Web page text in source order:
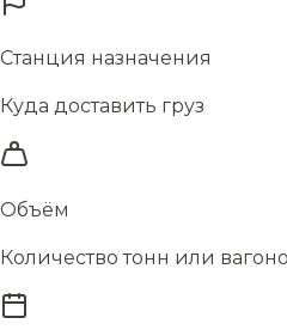
Станция назначения
Куда доставить груз
Объём
Количество тонн или